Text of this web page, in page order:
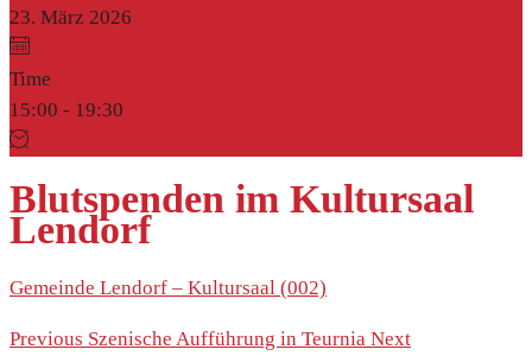
23. März 2026
Time
15:00 - 19:30
Blutspenden im Kultursaal
Lendorf
Gemeinde Lendorf – Kultursaal (002)
Previous Szenische Aufführung in Teurnia Next